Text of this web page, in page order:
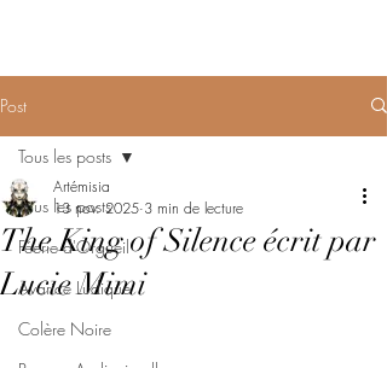
Post
Tous les posts
Féerie d'Orgueil
Avarice Ludique
Colère Noire
Tous les posts
The King of Silence écrit par
Lucie Mimi
Artémisia
13 nov. 2025 3 min de lecture